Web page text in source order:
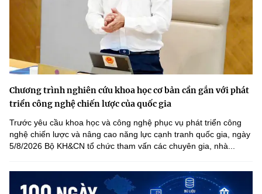
Chương trình nghiên cứu khoa học cơ bản cần gắn với phát
triển công nghệ chiến lược của quốc gia
Trước yêu cầu khoa học và công nghệ phục vụ phát triển công
nghệ chiến lược và nâng cao năng lực cạnh tranh quốc gia, ngày
5/8/2026 Bộ KH&CN tổ chức tham vấn các chuyên gia, nhà...